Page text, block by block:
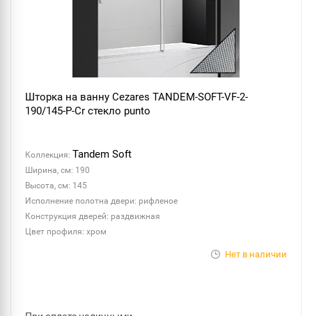
Шторка на ванну Cezares TANDEM-SOFT-VF-2-
190/145-P-Cr стекло punto
Коллекция: Tandem Soft
Ширина, см: 190
Высота, см: 145
Исполнение полотна двери: рифленое
Конструкция дверей: раздвижная
Цвет профиля: хром
Нет в наличии